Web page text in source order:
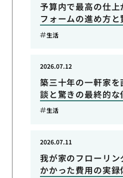
予算内で最高の仕上
フォームの進め方
生活
築三十年の一軒家
談と驚きの最終的な
2026.07.12
生活
我が家のフローリ
かかった費用の実録
2026.07.11